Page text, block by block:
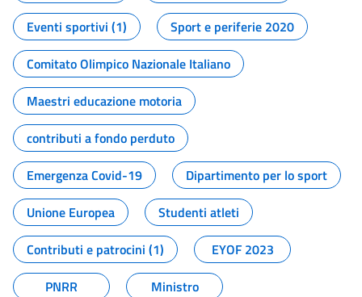
Eventi sportivi (1)
Sport e periferie 2020
Comitato Olimpico Nazionale Italiano
Maestri educazione motoria
contributi a fondo perduto
Emergenza Covid-19
Dipartimento per lo sport
Unione Europea
Studenti atleti
Contributi e patrocini (1)
EYOF 2023
PNRR
Ministro